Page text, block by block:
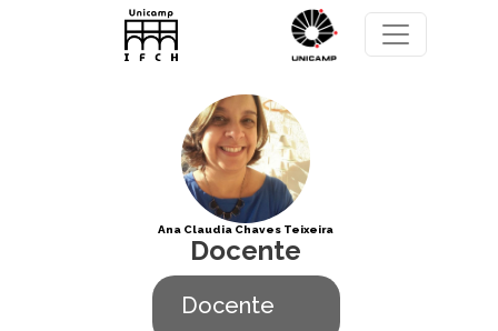
Pular para o conteúdo principal
Ana Claudia Chaves Teixeira
Docente
Docente